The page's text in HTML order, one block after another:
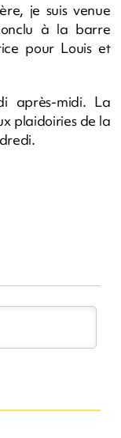
je suis venue
à la barre
pour Louis et
après-midi. La
plaidoiries de la